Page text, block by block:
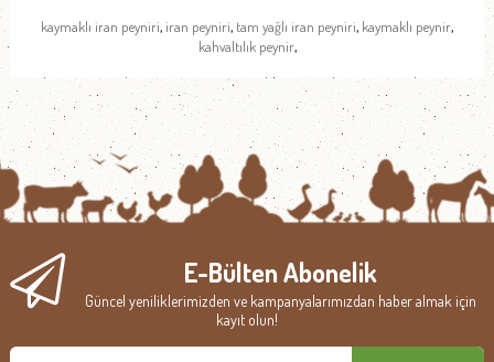
kaymaklı iran peyniri, iran peyniri, tam yağlı iran peyniri, kaymaklı peynir,
kahvaltılık peynir,
E-Bülten Abonelik
Güncel yeniliklerimizden ve kampanyalarımızdan haber almak için
kayıt olun!